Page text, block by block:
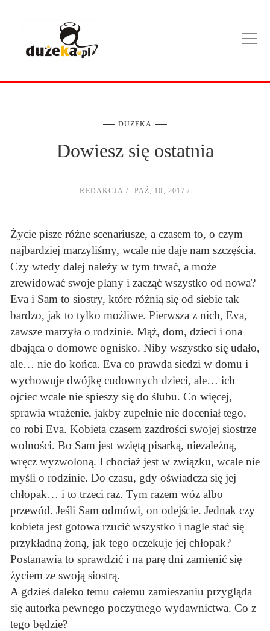
DUZEKA
Dowiesz się ostatnia
REDAKCJA PAŹ, 10, 2017
Życie pisze różne scenariusze, a czasem to, o czym
najbardziej marzyliśmy, wcale nie daje nam szczęścia.
Czy wtedy dalej należy w tym trwać, a może
zrewidować swoje plany i zacząć wszystko od nowa?
Eva i Sam to siostry, które różnią się od siebie tak
bardzo, jak to tylko możliwe. Pierwsza z nich, Eva,
zawsze marzyła o rodzinie. Mąż, dom, dzieci i ona
dbająca o domowe ognisko. Niby wszystko się udało,
ale… nie do końca. Eva co prawda siedzi w domu i
wychowuje dwójkę cudownych dzieci, ale… ich
ojciec wcale nie spieszy się do ślubu. Co więcej,
sprawia wrażenie, jakby zupełnie nie doceniał tego,
co robi Eva. Kobieta czasem zazdrości swojej siostrze
wolności. Bo Sam jest wziętą pisarką, niezależną,
wręcz wyzwoloną. I chociaż jest w związku, wcale nie
myśli o rodzinie. Do czasu, gdy oświadcza się jej
chłopak… i to trzeci raz. Tym razem wóz albo
przewód. Jeśli Sam odmówi, on odejście. Jednak czy
kobieta jest gotowa rzucić wszystko i nagle stać się
przykładną żoną, jak tego oczekuje jej chłopak?
Postanawia to sprawdzić i na parę dni zamienić się
życiem ze swoją siostrą.
A gdzieś daleko temu całemu zamieszaniu przygląda
się autorka pewnego poczytnego wydawnictwa. Co z
tego będzie?